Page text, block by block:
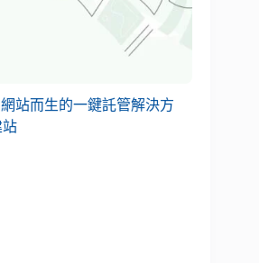
網站而生的一鍵託管解決方
站